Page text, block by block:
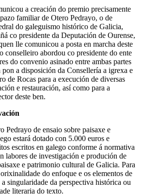
a creación do premio precisamente
familiar de Otero Pedrayo, o de
do galeguismo histórico de Galicia,
co presidente da Deputación de Ourense,
lle comunicou a posta en marcha deste
conselleiro abordou co presidente do ente
do convenio asinado entre ambas partes
a disposición da Consellería a igrexa e
de Rocas para a execución de diversas
e restauración, así como para a
deste ben.
Pedrayo de ensaio sobre paisaxe e
estará dotado con 5.000 euros e
escritos en galego conforme á normativa
labores de investigación e produción de
e patrimonio cultural de Galicia. Para
do enfoque e os elementos de
singularidade da perspectiva histórica ou
literaria do texto.